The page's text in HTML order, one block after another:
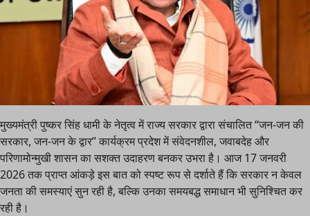
मुख्यमंत्री पुष्कर सिंह धामी के नेतृत्व में राज्य सरकार द्वारा संचालित “जन-जन की
सरकार, जन-जन के द्वार” कार्यक्रम प्रदेश में संवेदनशील, जवाबदेह और
परिणामोन्मुखी शासन का सशक्त उदाहरण बनकर उभरा है। आज 17 जनवरी
2026 तक प्राप्त आंकड़े इस बात को स्पष्ट रूप से दर्शाते हैं कि सरकार न केवल
जनता की समस्याएं सुन रही है, बल्कि उनका समयबद्ध समाधान भी सुनिश्चित कर
रही है।